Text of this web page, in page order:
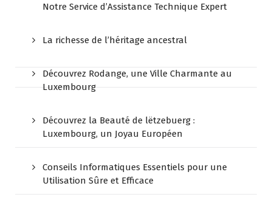
Notre Service d’Assistance Technique Expert
La richesse de l’héritage ancestral
Découvrez Rodange, une Ville Charmante au
Luxembourg
Découvrez la Beauté de lëtzebuerg :
Luxembourg, un Joyau Européen
Conseils Informatiques Essentiels pour une
Utilisation Sûre et Efficace